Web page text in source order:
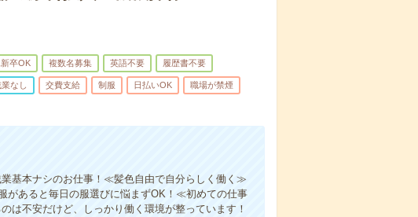
卒OK 複数名募集 英語不要 履歴書不要
なし 交費支給 制服 日払いOK 職場が禁煙
基本ナシのお仕事！≪髪色自由で自分らしく働く≫
があると毎日の服選びに悩まずOK！≪初めての仕事
は不安だけど、しっかり働く環境が整っています！